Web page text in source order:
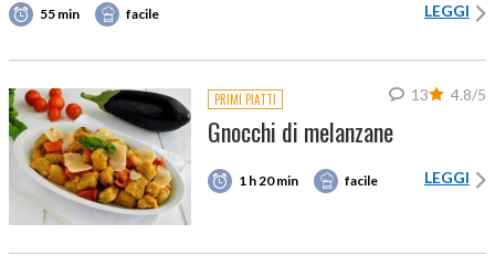
55 min facile LEGGI
PRIMI PIATTI 4.8/5
13
Gnocchi di melanzane
1 h 20 min facile LEGGI